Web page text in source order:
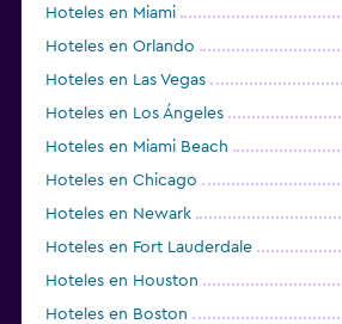
Hoteles en Miami
Hoteles en Orlando
Hoteles en Las Vegas
Hoteles en Los Ángeles
Hoteles en Miami Beach
Hoteles en Chicago
Hoteles en Newark
Hoteles en Fort Lauderdale
Hoteles en Houston
Hoteles en Boston